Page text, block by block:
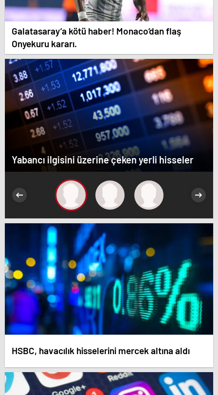
Galatasaray’a kötü haber! Monaco’dan flaş
Onyekuru kararı.
Yabancı ilgisini üzerine çeken yerli hisseler
HSBC, havacılık hisselerini mercek altına aldı